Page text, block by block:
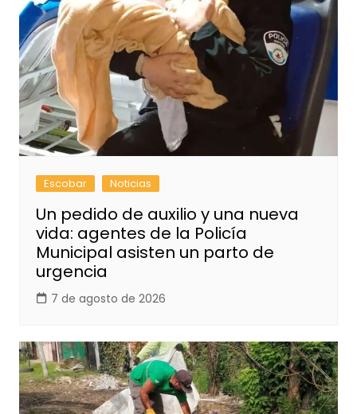
Escobar Noticias
Un pedido de auxilio y una nueva
vida: agentes de la Policía
Municipal asisten un parto de
urgencia
7 de agosto de 2026